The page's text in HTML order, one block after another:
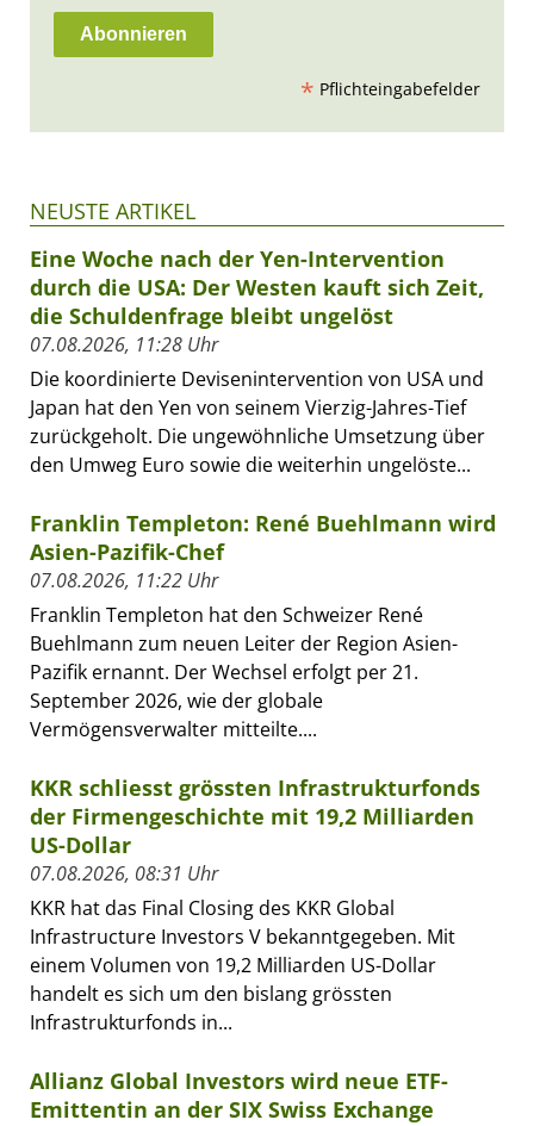
* Pflichteingabefelder
NEUSTE ARTIKEL
Eine Woche nach der Yen-Intervention
durch die USA: Der Westen kauft sich Zeit,
die Schuldenfrage bleibt ungelöst
07.08.2026, 11:28 Uhr
Die koordinierte Devisenintervention von USA und
Japan hat den Yen von seinem Vierzig-Jahres-Tief
zurückgeholt. Die ungewöhnliche Umsetzung über
den Umweg Euro sowie die weiterhin ungelöste...
Franklin Templeton: René Buehlmann wird
Asien-Pazifik-Chef
07.08.2026, 11:22 Uhr
Franklin Templeton hat den Schweizer René
Buehlmann zum neuen Leiter der Region Asien-
Pazifik ernannt. Der Wechsel erfolgt per 21.
September 2026, wie der globale
Vermögensverwalter mitteilte....
KKR schliesst grössten Infrastrukturfonds
der Firmengeschichte mit 19,2 Milliarden
US-Dollar
07.08.2026, 08:31 Uhr
KKR hat das Final Closing des KKR Global
Infrastructure Investors V bekanntgegeben. Mit
einem Volumen von 19,2 Milliarden US-Dollar
handelt es sich um den bislang grössten
Infrastrukturfonds in...
Allianz Global Investors wird neue ETF-
Emittentin an der SIX Swiss Exchange